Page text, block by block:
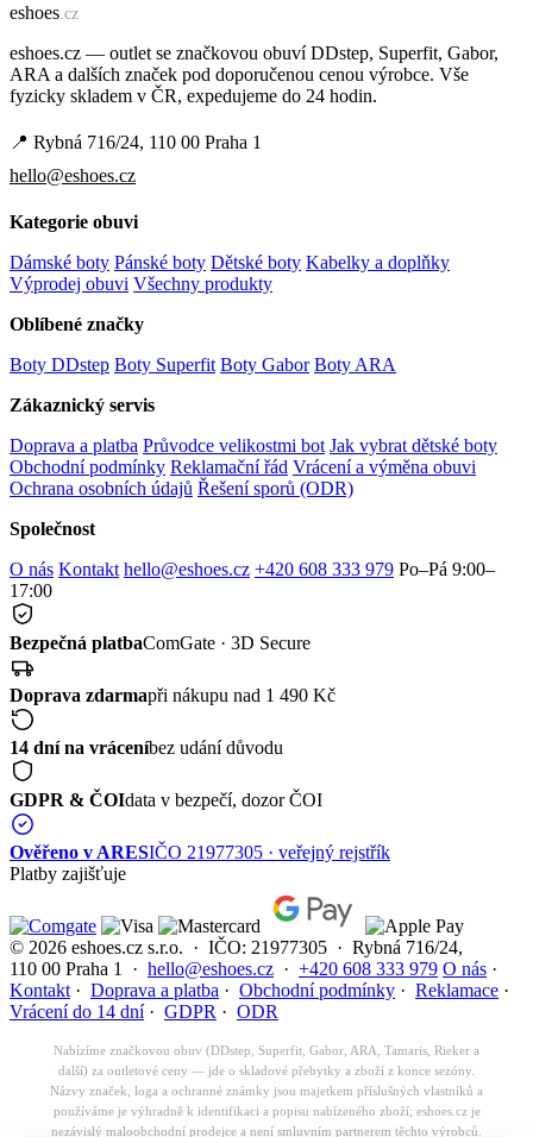
eshoes .cz
eshoes.cz — outlet se značkovou obuví DDstep, Superfit, Gabor,
ARA a dalších značek pod doporučenou cenou výrobce. Vše
fyzicky skladem v ČR, expedujeme do 24 hodin.
📍 Rybná 716/24, 110 00 Praha 1
hello@eshoes.cz
Kategorie obuvi
Dámské boty Pánské boty Dětské boty Kabelky a doplňky
Výprodej obuvi Všechny produkty
Oblíbené značky
Boty DDstep Boty Superfit Boty Gabor Boty ARA
Zákaznický servis
Doprava a platba Průvodce velikostmi bot Jak vybrat dětské boty
Obchodní podmínky Reklamační řád Vrácení a výměna obuvi
Ochrana osobních údajů Řešení sporů (ODR)
Společnost
O nás Kontakt hello@eshoes.cz +420 608 333 979 Po–Pá 9:00–
17:00
Bezpečná platbaComGate · 3D Secure
Doprava zdarmapři nákupu nad 1 490 Kč
14 dní na vráceníbez udání důvodu
GDPR & ČOIdata v bezpečí, dozor ČOI
Ověřeno v ARESIČO 21977305 · veřejný rejstřík
Platby zajišťuje
© 2026 eshoes.cz s.r.o. · IČO: 21977305 · Rybná 716/24,
110 00 Praha 1 · hello@eshoes.cz · +420 608 333 979 O nás ·
Kontakt · Doprava a platba · Obchodní podmínky · Reklamace ·
Vrácení do 14 dní· GDPR · ODR
Nabízíme značkovou obuv (DDstep, Superfit, Gabor, ARA, Tamaris, Rieker a
další) za outletové ceny — jde o skladové přebytky a zboží z konce sezóny.
Názvy značek, loga a ochranné známky jsou majetkem příslušných vlastníků a
používáme je výhradně k identifikaci a popisu nabízeného zboží; eshoes.cz je
nezávislý maloobchodní prodejce a není smluvním partnerem těchto výrobců.